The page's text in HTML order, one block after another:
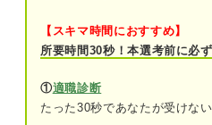
美容師を目指す
一人前のスタイ
手書きでは丁
【スキマ時間におすすめ】
所要時間30秒！本選考前に必
①適職診断
たった30秒であなたが受けな